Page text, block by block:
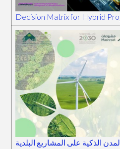
Decision Matrix for Hybrid
الذكية على المشاريع البلدية